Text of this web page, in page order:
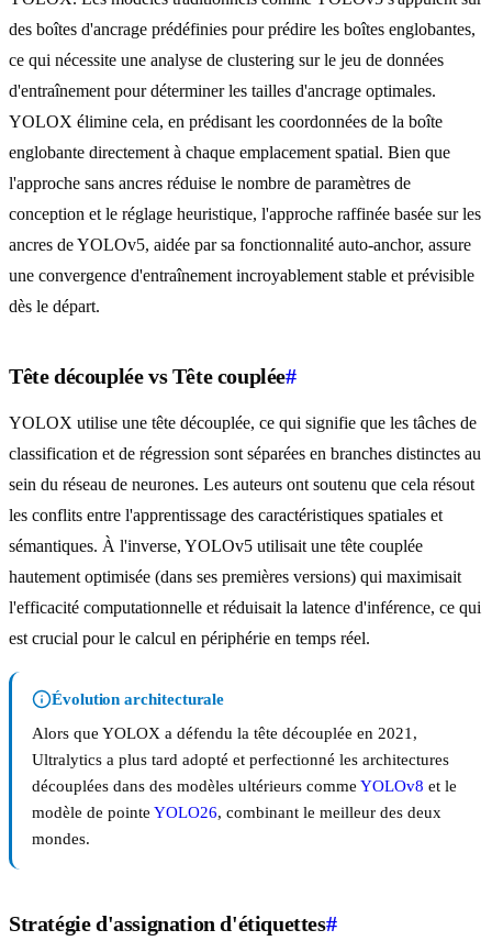
des boîtes d'ancrage prédéfinies pour prédire les boîtes englobantes,
ce qui nécessite une analyse de clustering sur le jeu de données
d'entraînement pour déterminer les tailles d'ancrage optimales.
YOLOX élimine cela, en prédisant les coordonnées de la boîte
englobante directement à chaque emplacement spatial. Bien que
l'approche sans ancres réduise le nombre de paramètres de
conception et le réglage heuristique, l'approche raffinée basée sur les
ancres de YOLOv5, aidée par sa fonctionnalité auto-anchor, assure
une convergence d'entraînement incroyablement stable et prévisible
dès le départ.
Tête découplée vs Tête couplée#
YOLOX utilise une tête découplée, ce qui signifie que les tâches de
classification et de régression sont séparées en branches distinctes au
sein du réseau de neurones. Les auteurs ont soutenu que cela résout
les conflits entre l'apprentissage des caractéristiques spatiales et
sémantiques. À l'inverse, YOLOv5 utilisait une tête couplée
hautement optimisée (dans ses premières versions) qui maximisait
l'efficacité computationnelle et réduisait la latence d'inférence, ce qui
est crucial pour le calcul en périphérie en temps réel.
Évolution architecturale
Alors que YOLOX a défendu la tête découplée en 2021,
Ultralytics a plus tard adopté et perfectionné les architectures
découplées dans des modèles ultérieurs comme YOLOv8 et le
modèle de pointe YOLO26, combinant le meilleur des deux
mondes.
Stratégie d'assignation d'étiquettes#